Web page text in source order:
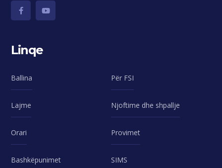
Linqe
Ballina Për FSI
Lajme Njoftime dhe shpallje
Orari Provimet
Bashkëpunimet SIMS